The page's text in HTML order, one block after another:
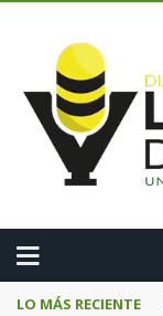
LO MÁS RECIENTE